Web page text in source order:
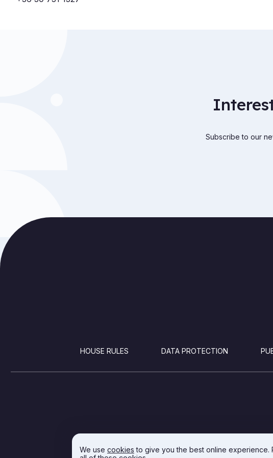
We use cookies to give you the best online experience.
Subscribe to our
HOUSE RULES DATA PROTECTION